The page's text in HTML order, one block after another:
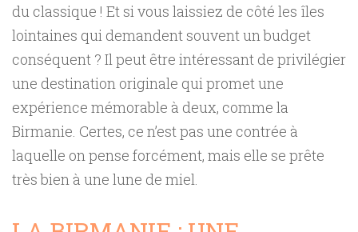
du classique ! Et si vous laissiez de côté les îles
lointaines qui demandent souvent un budget
conséquent ? Il peut être intéressant de privilégier
une destination originale qui promet une
expérience mémorable à deux, comme la
Birmanie. Certes, ce n’est pas une contrée à
laquelle on pense forcément, mais elle se prête
très bien à une lune de miel.